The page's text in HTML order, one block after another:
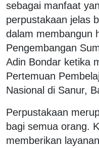
sebagai manfaat
perpustakaan jelas
dalam membangun
Pengembangan
Adin Bondar ketika
Pertemuan
Nasional di Sanur,
Perpustakaan
bagi semua orang.
memberikan